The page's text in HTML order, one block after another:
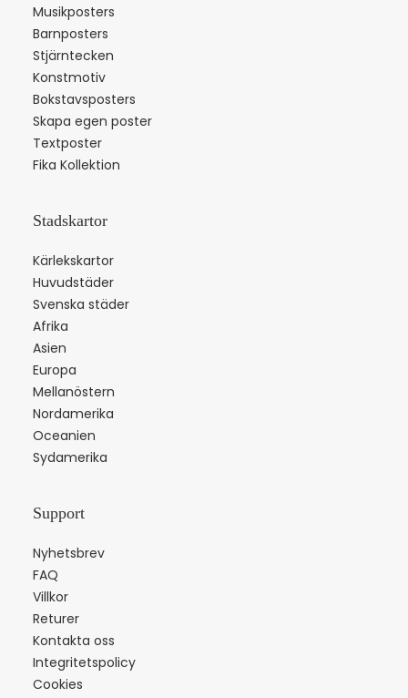
Musikposters
Barnposters
Stjärntecken
Konstmotiv
Bokstavsposters
Skapa egen poster
Textposter
Fika Kollektion
Stadskartor
Kärlekskartor
Huvudstäder
Svenska städer
Afrika
Asien
Europa
Mellanöstern
Nordamerika
Oceanien
Sydamerika
Support
Nyhetsbrev
FAQ
Villkor
Returer
Kontakta oss
Integritetspolicy
Cookies